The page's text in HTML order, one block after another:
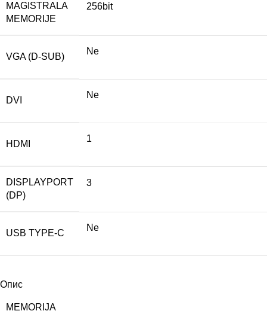
MAGISTRALA
MEMORIJE
256bit
VGA (D-SUB)
Ne
DVI
Ne
HDMI
1
DISPLAYPORT
(DP)
3
USB TYPE-C
Ne
Опис
MEMORIJA